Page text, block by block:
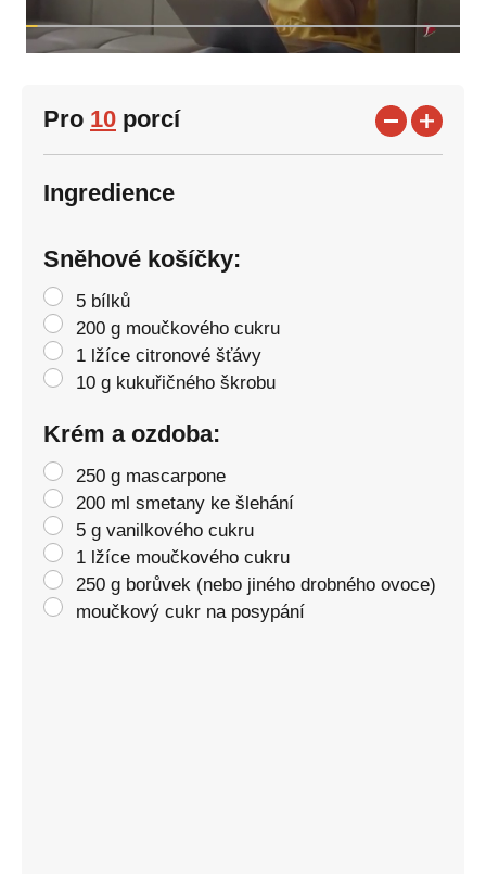
Pro 10 porcí
Ingredience
Sněhové košíčky:
5 bílků
200 g moučkového cukru
1 lžíce citronové šťávy
10 g kukuřičného škrobu
Krém a ozdoba:
250 g mascarpone
200 ml smetany ke šlehání
5 g vanilkového cukru
1 lžíce moučkového cukru
250 g borůvek (nebo jiného drobného ovoce)
moučkový cukr na posypání